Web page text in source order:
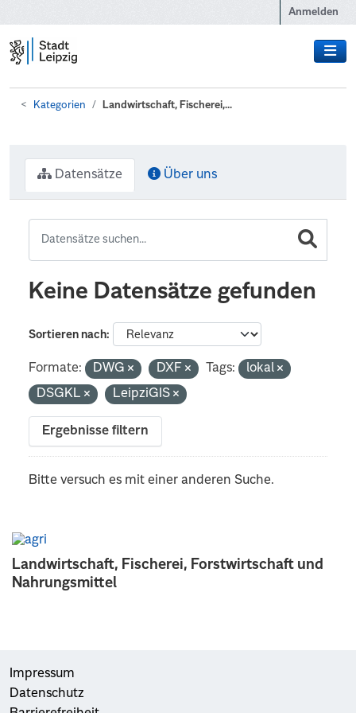
Anmelden
Kategorien Landwirtschaft, Fischerei,...
Landwirtschaft, Fischerei, Forstwirtschaft und
Nahrungsmittel
Datensätze Über uns
Keine Datensätze gefunden
Sortieren nach
Formate: DWG DXF Tags:
lokal
DSGKL
LeipziGIS
Ergebnisse filtern
Bitte versuch es mit einer anderen Suche.
Impressum
Datenschutz